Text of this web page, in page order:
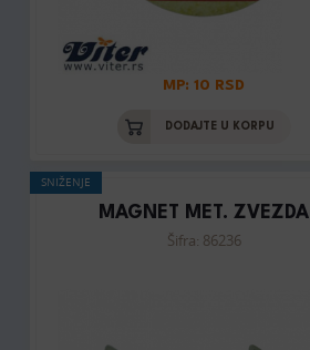
MP: 10 RSD
DODAJTE U KORPU
SNIŽENJE
MAGNET MET. ZVEZDA
Šifra: 86236